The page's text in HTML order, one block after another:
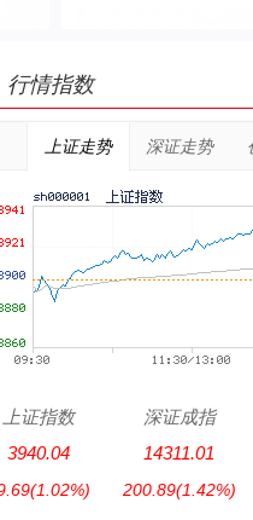
行情指数
上证走势 深证走势
上证指数
3940.04
(1.02%)
深证成指
14311.01
200.89(1.42%)